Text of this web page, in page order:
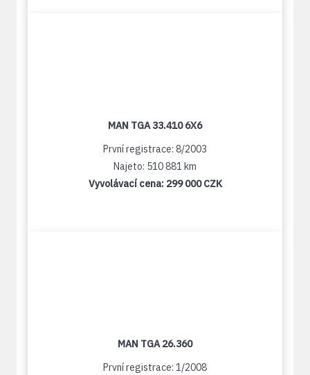
MAN TGA 33.410 6X6
První registrace: 8/2003
Najeto: 510 881 km
Vyvolávací cena: 299 000 CZK
MAN TGA 26.360
První registrace: 1/2008